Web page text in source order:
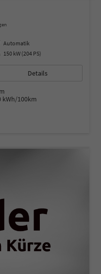
Automatik
150 kW (204 PS)
Details
kWh/100km